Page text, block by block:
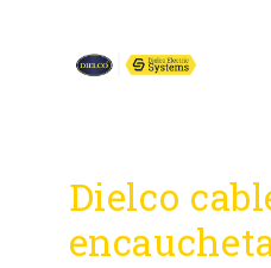
Dielco